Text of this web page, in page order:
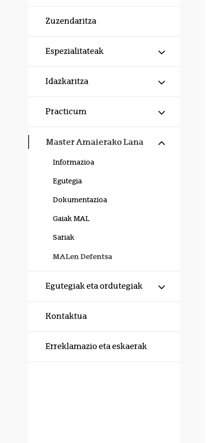
Zuzendaritza
Espezialitateak Erakutsi/
Idazkaritza Erakutsi/
Practicum Erakutsi/
Master Amaierako Lana Erakutsi/
Informazioa
Egutegia
Dokumentazioa
Gaiak MAL
Sariak
MALen Defentsa
Egutegiak eta ordutegiak Erakutsi/
Kontaktua
Erreklamazio eta eskaerak